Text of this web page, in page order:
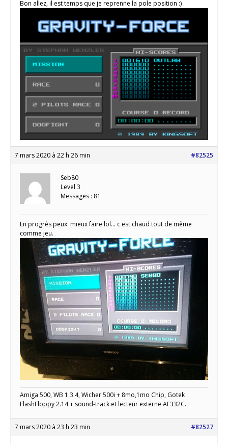
Bon allez, il est temps que je reprenne la pole position :)
7 mars 2020 à 22 h 26 min #82525
Seb80
Level 3
Messages : 81
En progrès peux mieux faire lol… c est chaud tout de même
comme jeu.
Amiga 500, WB 1.3.4, Wicher 500i + 8mo,1mo Chip, Gotek
FlashFloppy 2.14 + sound-track et lecteur externe AF332C.
7 mars 2020 à 23 h 23 min #82527